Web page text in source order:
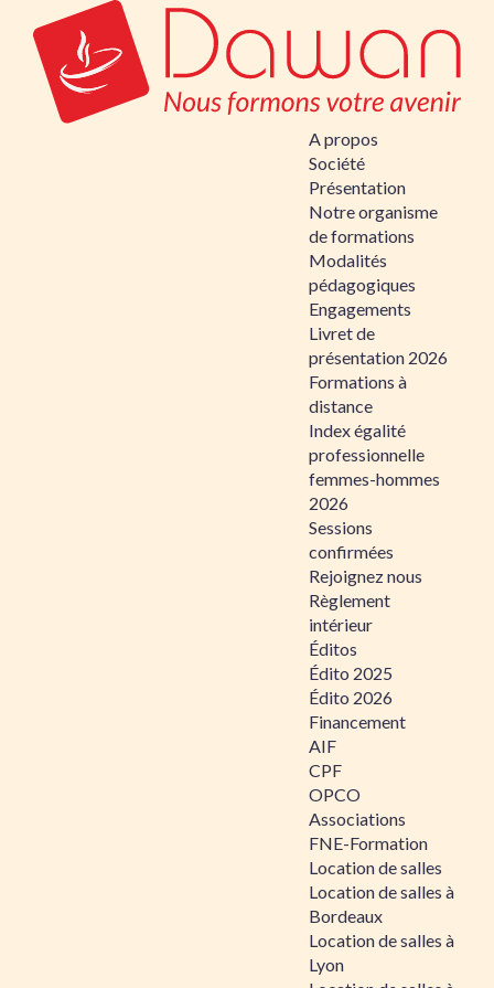
A propos
Société
Présentation
Notre organisme
de formations
Modalités
pédagogiques
Engagements
Livret de
présentation 2026
Formations à
distance
Index égalité
professionnelle
femmes-hommes
2026
Sessions
confirmées
Rejoignez nous
Règlement
intérieur
Éditos
Édito 2025
Édito 2026
Financement
AIF
CPF
OPCO
Associations
FNE-Formation
Location de salles
Location de salles à
Bordeaux
Location de salles à
Lyon